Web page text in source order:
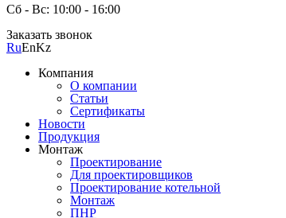
Сб - Вс: 10:00 - 16:00
Заказать звонок
RuEnKz
Компания
О компании
Статьи
Сертификаты
Новости
Продукция
Монтаж
Проектирование
Для проектировщиков
Проектирование котельной
Монтаж
ПНР